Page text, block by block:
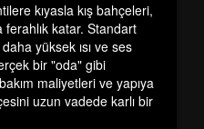
kıyasla kış bahçeleri,
ferahlık katar. Standart
yüksek ısı ve ses
bir "oda" gibi
maliyetlerive yapıya
uzun vadede karlı bir